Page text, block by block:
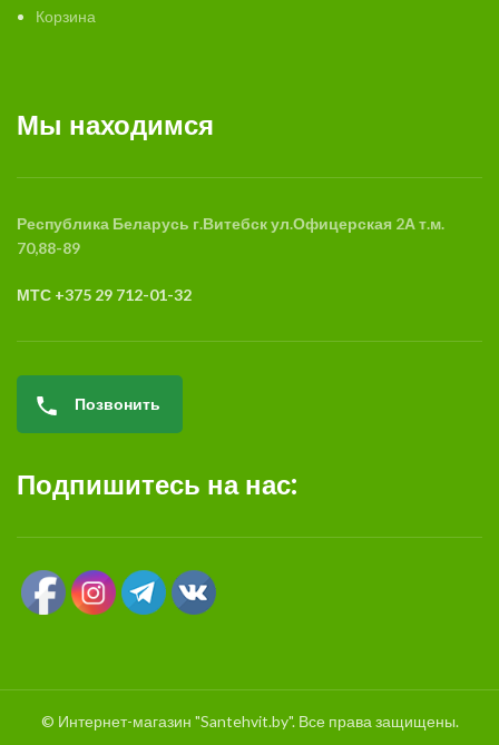
Корзина
Мы находимся
Республика Беларусь г.Витебскул.Офицерская 2Ат.м.
70,88-89
МТС +375 29 712-01-32
Позвонить
Подпишитесь на нас:
© Интернет-магазин "Santehvit.by". Все права защищены.